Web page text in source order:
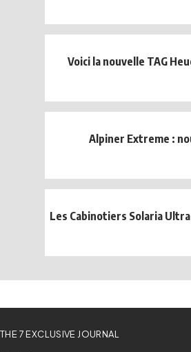
Voici la nouvelle TAG
Alpiner Extreme :
Les Cabinotiers Solaria
THE 7 EXCLUSIVE JOURNAL